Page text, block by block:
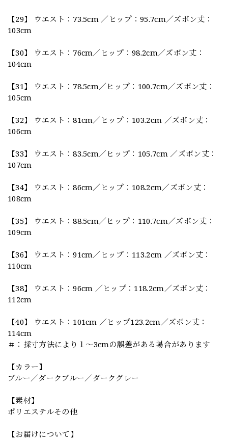
【29】 ウエスト：73.5cm ／ヒップ：95.7cm／ズボン丈：
103cm
【30】 ウエスト：76cm／ヒップ：98.2cm／ズボン丈：
104cm
【31】 ウエスト：78.5cm／ヒップ：100.7cm／ズボン丈：
105cm
【32】 ウエスト：81cm／ヒップ：103.2cm ／ズボン丈：
106cm
【33】 ウエスト：83.5cm／ヒップ：105.7cm ／ズボン丈：
107cm
【34】 ウエスト：86cm／ヒップ：108.2cm／ズボン丈：
108cm
【35】 ウエスト：88.5cm／ヒップ：110.7cm／ズボン丈：
109cm
【36】 ウエスト：91cm／ヒップ：113.2cm ／ズボン丈：
110cm
【38】 ウエスト：96cm ／ヒップ：118.2cm／ズボン丈：
112cm
【40】 ウエスト：101cm ／ヒップ123.2cm／ズボン丈：
114cm
＃：採寸方法により１～3cmの誤差がある場合があります
【カラー】
ブルー／ダークブルー／ダークグレー
【素材】
ポリエステルその他
【お届けについて】